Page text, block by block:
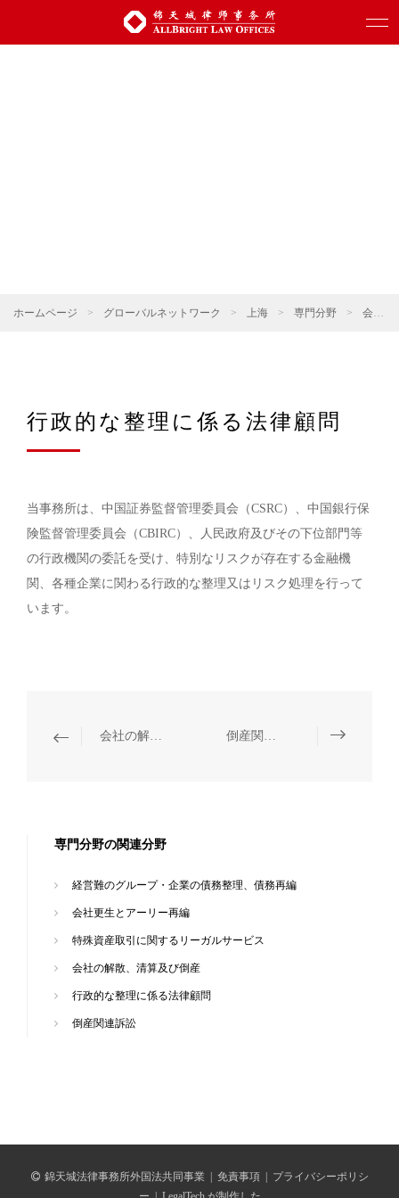
ホームページ > グローバルネットワーク > 上海 > 専門分野 > 会社更生と清算
行政的な整理に係る法律顧問
当事務所は、中国証券監督管理委員会（CSRC）、中国銀行保
険監督管理委員会（CBIRC）、人民政府及びその下位部門等
の行政機関の委託を受け、特別なリスクが存在する金融機
関、各種企業に関わる行政的な整理又はリスク処理を行って
います。
会社の解散、清算及び倒産 倒産関連訴訟
専門分野の関連分野
経営難のグループ・企業の債務整理、債務再編
会社更生とアーリー再編
特殊資産取引に関するリーガルサービス
会社の解散、清算及び倒産
行政的な整理に係る法律顧問
倒産関連訴訟
錦天城法律事務所外国法共同事業 | 免責事項 | プライバシーポリシ